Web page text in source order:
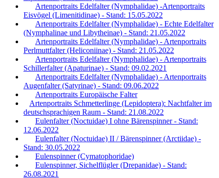
Artenportraits Edelfalter (Nymphalidae) -Artenportraits
Eisvögel (Limenitidinae) - Stand: 15.05.2022
Artenportraits Edelfalter (Nymphalidae) - Echte Edelfalter
(Nymphalinae und Libytheinae) - Stand: 21.05.2022
Artenportraits Edelfalter (Nymphalidae) - Artenportraits
Perlmuttfalter (Heliconiinae) - Stand: 21.05.2022
Artenportraits Edelfalter (Nymphalidae) - Artenportraits
Schillerfalter (Apaturinae) - Stand: 09.02.2021
Artenportraits Edelfalter (Nymphalidae) - Artenportraits
Augenfalter (Satyrinae) - Stand: 09.06.2022
Artenportraits Europäische Falter
Artenportraits Schmetterlinge (Lepidoptera): Nachtfalter im
deutschsprachigen Raum - Stand: 21.08.2022
Eulenfalter (Noctuidae) I ohne Bärenspinner - Stand:
12.06.2022
Eulenfalter (Noctuidae) II / Bärenspinner (Arctiidae) -
Stand: 30.05.2022
Eulenspinner (Cymatophoridae)
Eulenspinner, Sichelflügler (Drepanidae) - Stand:
26.08.2021